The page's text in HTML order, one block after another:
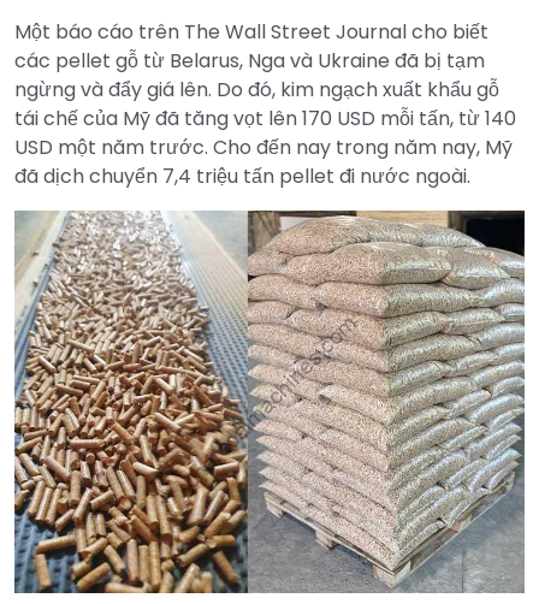
Một báo cáo trên The Wall Street Journal cho biết
các pellet gỗ từ Belarus, Nga và Ukraine đã bị tạm
ngừng và đẩy giá lên. Do đó, kim ngạch xuất khẩu gỗ
tái chế của Mỹ đã tăng vọt lên 170 USD mỗi tấn, từ 140
USD một năm trước. Cho đến nay trong năm nay, Mỹ
đã dịch chuyển 7,4 triệu tấn pellet đi nước ngoài.